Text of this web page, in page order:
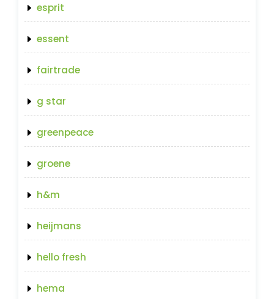
esprit
essent
fairtrade
g star
greenpeace
groene
h&m
heijmans
hello fresh
hema